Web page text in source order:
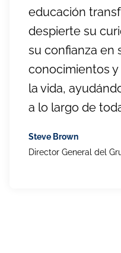
educación
despierte su
su confianza en
conocimientos y
la vida,
a lo largo de
Steve Brown
Director General del